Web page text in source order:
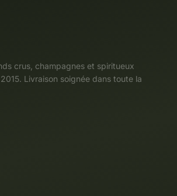
crus, champagnes et spiritueux
Livraison soignée dans toute la